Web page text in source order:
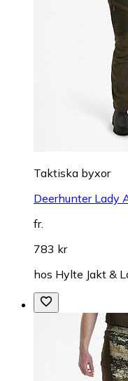
Taktiska byxor
Deerhunter Lady
fr.
783 kr
hos Hylte Jakt &